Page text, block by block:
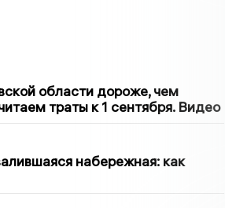
области дороже, чем
траты к 1 сентября. Видео
набережная: как